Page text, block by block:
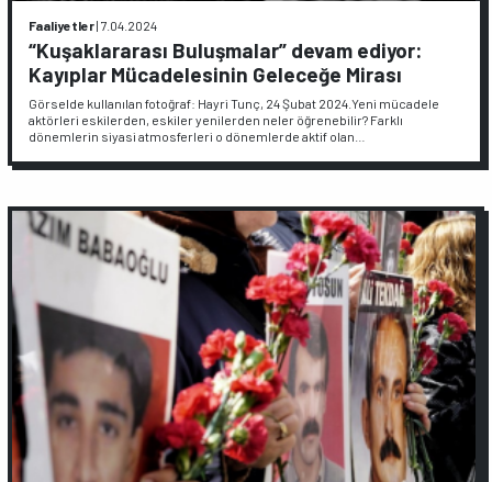
Faaliyetler|7.04.2024
“Kuşaklararası Buluşmalar” devam ediyor:
Kayıplar Mücadelesinin Geleceğe Mirası
Görselde kullanılan fotoğraf: Hayri Tunç, 24 Şubat 2024.Yeni mücadele
aktörleri eskilerden, eskiler yenilerden neler öğrenebilir? Farklı
dönemlerin siyasi atmosferleri o dönemlerde aktif olan…